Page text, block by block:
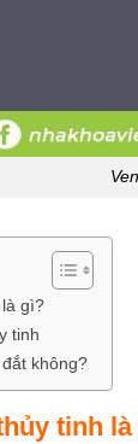
gì?
tinh
không?
tinh